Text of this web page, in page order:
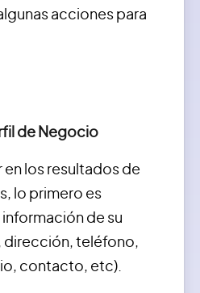
acciones para
de Negocio
en los resultados de
lo primero es
de su
dirección, teléfono,
contacto, etc).